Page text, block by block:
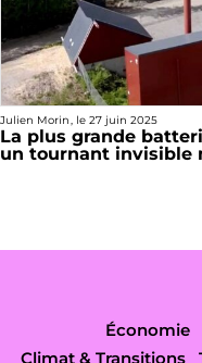
Julien Morin, le 27 juin 2025
La plus grande
un tournant invisible
Économie
Climat & Transitions